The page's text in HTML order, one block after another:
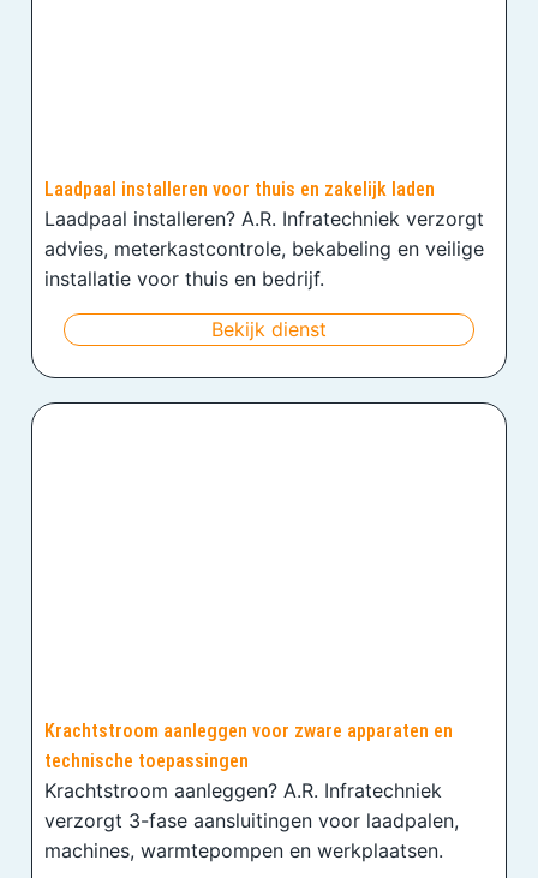
Laadpaal installeren voor thuis en zakelijk laden
Laadpaal installeren? A.R. Infratechniek verzorgt
advies, meterkastcontrole, bekabeling en veilige
installatie voor thuis en bedrijf.
Bekijk dienst
Krachtstroom aanleggen voor zware apparaten en
technische toepassingen
Krachtstroom aanleggen? A.R. Infratechniek
verzorgt 3-fase aansluitingen voor laadpalen,
machines, warmtepompen en werkplaatsen.